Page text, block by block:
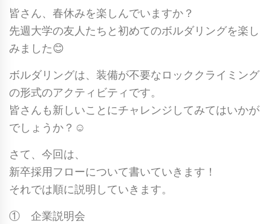
皆さん、春休みを楽しんでいますか？
先週大学の友人たちと初めてのボルダリングを楽し
みました😊
ボルダリングは、装備が不要なロッククライミング
の形式のアクティビティです。
皆さんも新しいことにチャレンジしてみてはいかが
でしょうか？☺︎
さて、今回は、
新卒採用フローについて書いていきます！
それでは順に説明していきます。
① 企業説明会